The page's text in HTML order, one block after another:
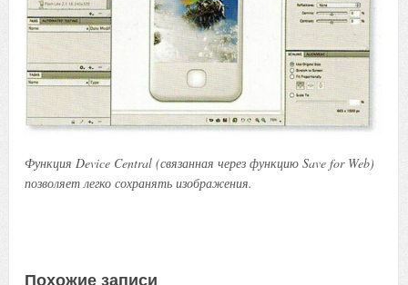
Функция Device Central (связанная через функцию Save for Web)
позволяет легко сохранять изображения.
Похожие записи